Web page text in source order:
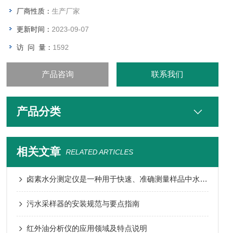
厂商性质：生产厂家
更新时间： 2023-09-07
访 问 量： 1592
产品咨询 联系我们
产品分类
相关文章 RELATED ARTICLES
卤素水分测定仪是一种用于快速、准确测量样品中水分含量的仪器
污水采样器的安装规范与要点指南
红外油分析仪的应用领域及特点说明